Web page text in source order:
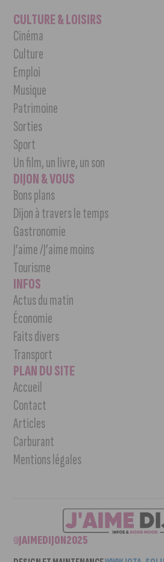
CULTURE & LOISIRS
Cinéma
Culture
Emploi
Musique
Patrimoine
Sorties
Sport
Un film, un livre, un son
DIJON & VOUS
Bons plans
Dijon à travers le temps
Gastronomie
J’aime /J’aime moins
Tourisme
INFOS
Actus du matin
Économie
Faits divers
Transport
PLAN DU SITE
Accueil
Contact
Articles
Carburant
Mentions légales
©JAIMEDIJON2025